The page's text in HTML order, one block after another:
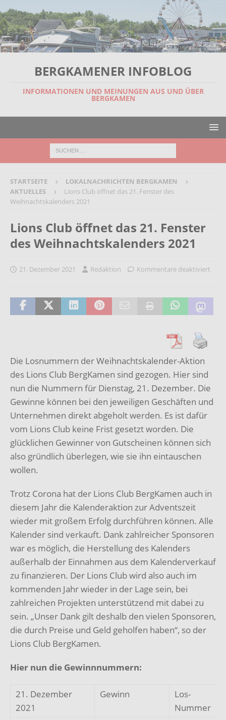
BERGKAMENER INFOBLOG
INFORMATIONEN UND MEINUNGEN AUS UND ÜBER
BERGKAMEN
STARTSEITE
LOKALNACHRICHTEN BERGKAMEN
AKTUELLES
Lions Club öffnet das 21. Fenster des
Weihnachtskalenders 2021
Lions Club öffnet das 21. Fenster
des Weihnachtskalenders 2021
21. Dezember 2021 Redaktion Kommentare deaktiviert
Die Losnummern der Weihnachtskalender-Aktion
des Lions Club BergKamen sind gezogen. Hier sind
nun die Nummern für Dienstag, 21. Dezember. Die
Gewinne können bei den jeweiligen Geschäften und
Unternehmen direkt abgeholt werden. Es ist dafür
vom Lions Club keine Frist gesetzt worden. Die
glücklichen Gewinner von Gutscheinen können sich
also gründlich überlegen, wie sie ihn eintauschen
wollen.
Trotz Corona hat der Lions Club BergKamen auch in
diesem Jahr die Kalenderaktion zur Adventszeit
wieder mit großem Erfolg durchführen können. Alle
Kalender sind verkauft. Dank zahlreicher Sponsoren
war es möglich, die Herstellung des Kalenders
außerhalb der Einnahmen aus dem Kalenderverkauf
zu finanzieren. Der Lions Club wird also auch im
kommenden Jahr wieder in der Lage sein, bei
zahlreichen Projekten unterstützend mit dabei zu
sein. „Unser Dank gilt deshalb den vielen Sponsoren,
die durch Preise und Geld geholfen haben“, so der
Lions Club BergKamen.
Hier nun die Gewinnnummern:
21. Dezember
2021
Gewinn
Los-
Nummer